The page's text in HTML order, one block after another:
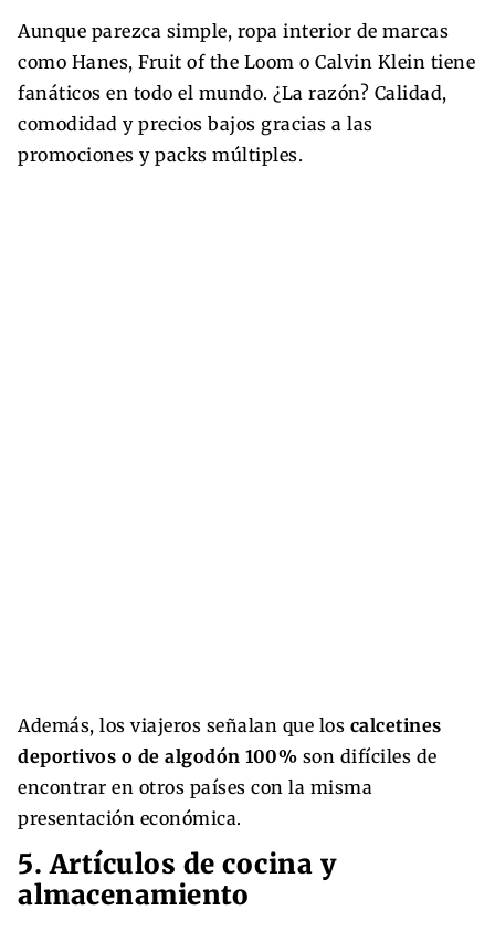
Aunque parezca simple, ropa interior de marcas
como Hanes, Fruit of the Loom o Calvin Klein tiene
fanáticos en todo el mundo. ¿La razón? Calidad,
comodidad y precios bajos gracias a las
promociones y packs múltiples.
Además, los viajeros señalan que los calcetines
deportivos o de algodón 100% son difíciles de
encontrar en otros países con la misma
presentación económica.
5. Artículos de cocina y
almacenamiento